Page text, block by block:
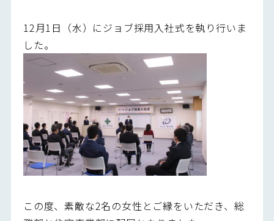
12月1日（水）にジョブ採用入社式を執り行いま
した。
この度、素敵な2名の女性とご縁をいただき、総